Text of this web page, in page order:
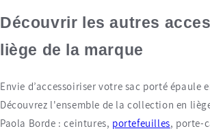
Découvrir les autres
liège de la marque
Envie d’accessoiriser votre sac porté épaule
Découvrez l'ensemble de la collection en
Paola Borde : ceintures, portefeuilles, porte-